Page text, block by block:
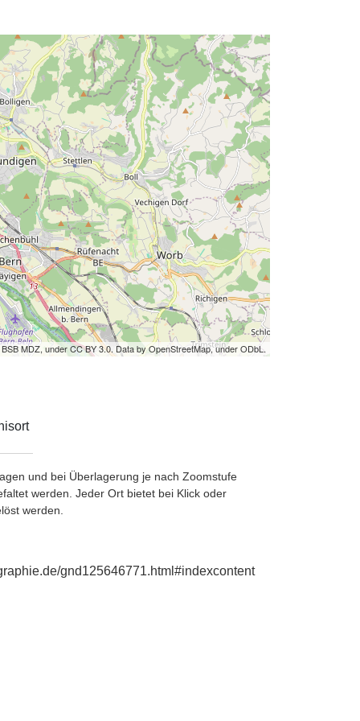
MDZ, under CC BY 3.0. Data by OpenStreetMap, under ODbL.
und bei Überlagerung je nach Zoomstufe
werden. Jeder Ort bietet bei Klick oder
werden.
gnd125646771.html#indexcontent